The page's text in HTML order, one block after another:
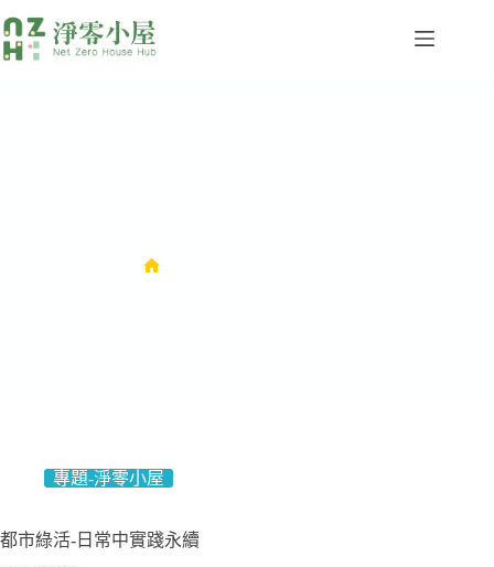
專題-淨零小屋
都市綠活-日常中實踐永續